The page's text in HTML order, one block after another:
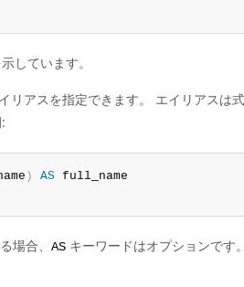
しています。
リアスを指定できます。 エイリアスは
) AS full_name
場合、 AS キーワードはオプションです